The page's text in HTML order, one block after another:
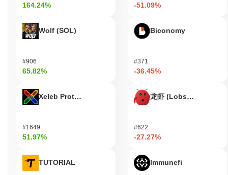
164.24%
Wolf (SOL)
#906
65.82%
Xeleb Protocol
#1649
51.97%
TUTORIAL
-51.09%
Biconomy
#371
-36.45%
龙虾 (Lobster)
#622
-27.27%
Immunefi